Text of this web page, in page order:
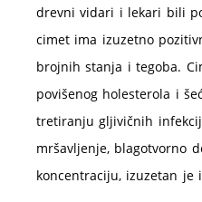
drevni vidari i lekari bili
cimet ima izuzetno
brojnih stanja i tegoba.
povišenog holesterola i
tretiranju gljivičnih
mršavljenje, blagotvorno
koncentraciju, izuzetan je